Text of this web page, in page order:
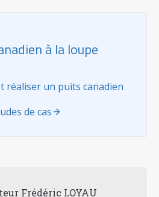
à la loupe
réaliser un puits canadien
de cas
Frédéric LOYAU